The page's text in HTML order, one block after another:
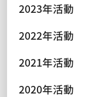
2023年活動
2022年活動
2021年活動
2020年活動